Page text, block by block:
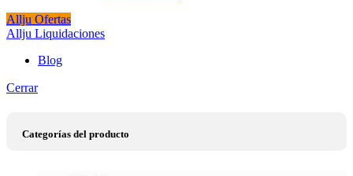
Allju Ofertas
Allju Liquidaciones
Blog
Cerrar
Categorías del producto